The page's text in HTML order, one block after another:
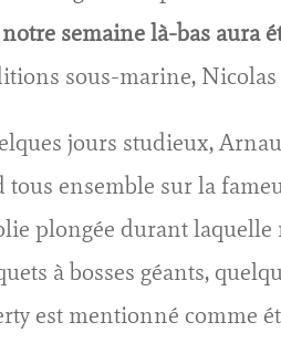
semaine là-bas aura
sous-marine, Nicolas
jours studieux,
tous ensemble sur la
plongée durant laquelle
à bosses géants,
est mentionné comme